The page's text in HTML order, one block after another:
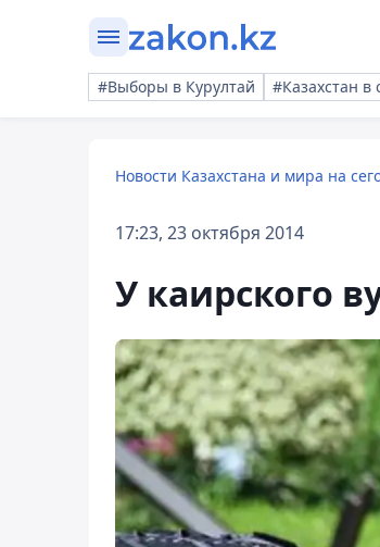
#Выборы в Курултай #Казахстан в
Новости Казахстана и мира на
17:23, 23 октября 2014
У каирского